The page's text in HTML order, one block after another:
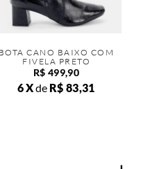
BOTA CANO BAIXO COM
FIVELA PRETO
R$ 499,90
6 de R$ 83,31